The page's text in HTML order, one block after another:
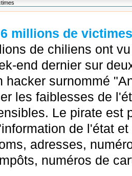
millions de
de chiliens ont
end dernier sur
hacker surnommé
les faiblesses de
Le pirate est
de l'état
adresses,
numéros de